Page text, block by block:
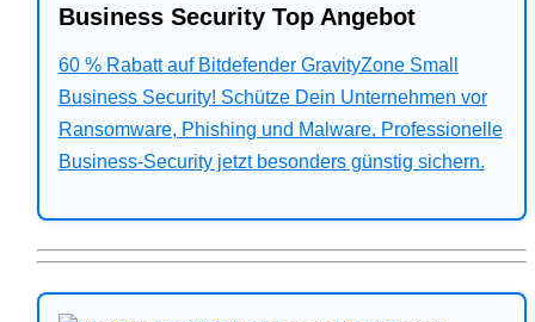
Business Security Top Angebot
60 % Rabatt auf Bitdefender GravityZone Small
Business Security! Schütze Dein Unternehmen vor
Ransomware, Phishing und Malware. Professionelle
Business-Security jetzt besonders günstig sichern.